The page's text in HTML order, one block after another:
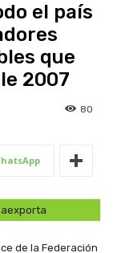
el país
que
2007
80
de la Federación